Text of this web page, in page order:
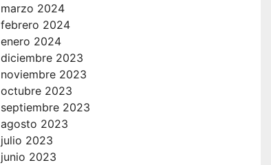
marzo 2024
febrero 2024
enero 2024
diciembre 2023
noviembre 2023
octubre 2023
septiembre 2023
agosto 2023
julio 2023
junio 2023